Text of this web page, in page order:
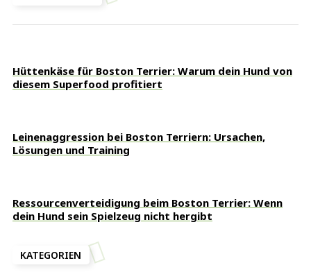
Hüttenkäse für Boston Terrier: Warum dein Hund von
diesem Superfood profitiert
Leinenaggression bei Boston Terriern: Ursachen,
Lösungen und Training
Ressourcenverteidigung beim Boston Terrier: Wenn
dein Hund sein Spielzeug nicht hergibt
KATEGORIEN